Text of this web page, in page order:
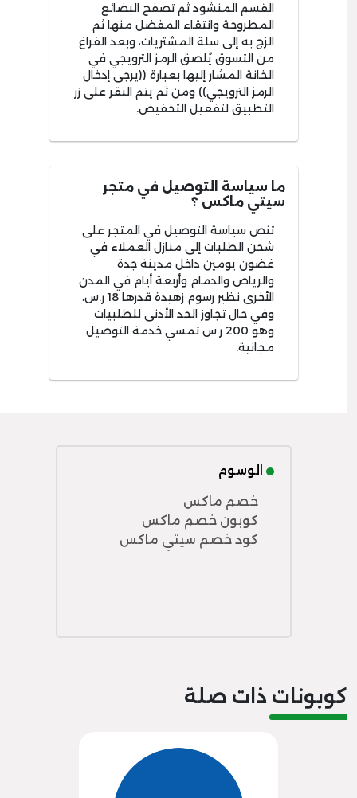
القسم المنشود ثم تصفح البضائع
المطروحة وانتقاء المفضل منها ثم
الزج به إلى سلة المشتريات، وبعد الفراغ
من التسوق يُلصق الرمز الترويجي في
الخانة المشار إليها بعبارة ((يرجى إدخال
الرمز الترويجي)) ومن ثم يتم النقر على زر
التطبيق لتفعيل التخفيض.
ما سياسة التوصيل في متجر
سيتي ماكس ؟
تنص سياسة التوصيل في المتجر على
شحن الطلبات إلى منازل العملاء في
غضون يومين داخل مدينة جدة
والرياض والدمام وأربعة أيام في المدن
الأخرى نظير رسوم زهيدة قدرها 18 ر.س،
وفي حال تجاوز الحد الأدنى للطلبيات
وهو 200 ر.س تمسي خدمة التوصيل
مجانية.
الوسوم
خصم ماكس
كوبون خصم ماكس
كود خصم سيتي ماكس
كوبونات ذات صلة